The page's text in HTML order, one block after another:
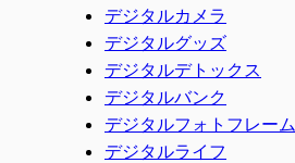
デジタルカメラ
デジタルグッズ
デジタルデトックス
デジタルバンク
デジタルフォトフレーム
デジタルライフ